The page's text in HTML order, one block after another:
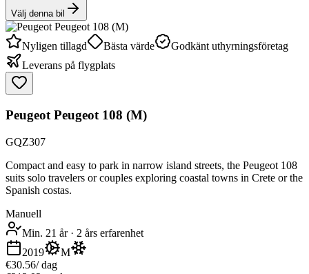
Välj denna bil
Nyligen tillagd Bästa värde
Godkänt uthyrningsföretag
Leverans på flygplats
Peugeot Peugeot 108 (M)
GQZ307
Compact and easy to park in narrow island streets, the Peugeot 108
suits solo travelers or couples exploring coastal towns in Crete or the
Spanish costas.
Manuell
Min. 21 år· 2 års erfarenhet
2019
M
€30.56/ dag